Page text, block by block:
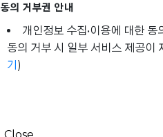
동의 거부권 안내
개인정보 수집•이용에 대한
동의 거부 시 일부 서비스 제공이
기 )